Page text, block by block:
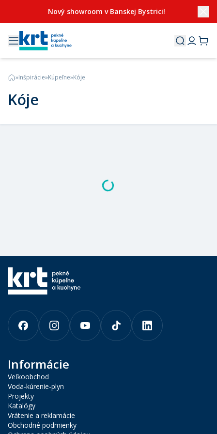
Nový showroom v Banskej Bystrici!
»Inšpirácie»Kúpeľne»Kóje
Kóje
Informácie
Veľkoobchod
Voda-kúrenie-plyn
Projekty
Katalógy
Vrátenie a reklamácie
Obchodné podmienky